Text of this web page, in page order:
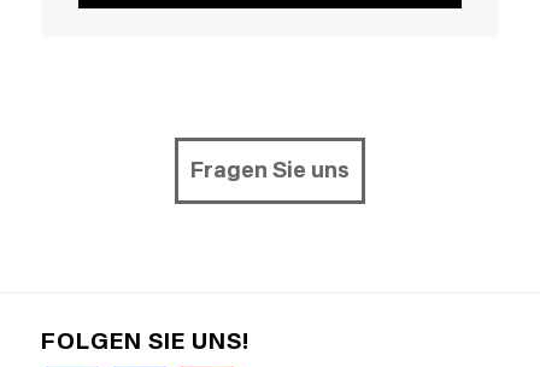
Fragen Sie uns
FOLGEN SIE UNS!